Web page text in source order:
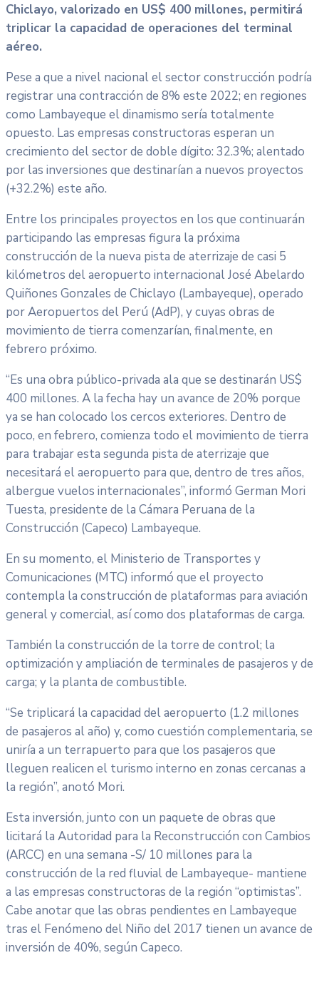
Chiclayo, valorizado en US$ 400 millones, permitirá
triplicar la capacidad de operaciones del terminal
aéreo.
Pese a que a nivel nacional el sector construcción podría
registrar una contracción de 8% este 2022; en regiones
como Lambayeque el dinamismo sería totalmente
opuesto. Las empresas constructoras esperan un
crecimiento del sector de doble dígito: 32.3%; alentado
por las inversiones que destinarían a nuevos proyectos
(+32.2%) este año.
Entre los principales proyectos en los que continuarán
participando las empresas figura la próxima
construcción de la nueva pista de aterrizaje de casi 5
kilómetros del aeropuerto internacional José Abelardo
Quiñones Gonzales de Chiclayo (Lambayeque), operado
por Aeropuertos del Perú (AdP), y cuyas obras de
movimiento de tierra comenzarían, finalmente, en
febrero próximo.
“Es una obra público-privada ala que se destinarán US$
400 millones. A la fecha hay un avance de 20% porque
ya se han colocado los cercos exteriores. Dentro de
poco, en febrero, comienza todo el movimiento de tierra
para trabajar esta segunda pista de aterrizaje que
necesitará el aeropuerto para que, dentro de tres años,
albergue vuelos internacionales”, informó German Mori
Tuesta, presidente de la Cámara Peruana de la
Construcción (Capeco) Lambayeque.
En su momento, el Ministerio de Transportes y
Comunicaciones (MTC) informó que el proyecto
contempla la construcción de plataformas para aviación
general y comercial, así como dos plataformas de carga.
También la construcción de la torre de control; la
optimización y ampliación de terminales de pasajeros y de
carga; y la planta de combustible.
“Se triplicará la capacidad del aeropuerto (1.2 millones
de pasajeros al año) y, como cuestión complementaria, se
uniría a un terrapuerto para que los pasajeros que
lleguen realicen el turismo interno en zonas cercanas a
la región”, anotó Mori.
Esta inversión, junto con un paquete de obras que
licitará la Autoridad para la Reconstrucción con Cambios
(ARCC) en una semana -S/ 10 millones para la
construcción de la red fluvial de Lambayeque- mantiene
a las empresas constructoras de la región “optimistas”.
Cabe anotar que las obras pendientes en Lambayeque
tras el Fenómeno del Niño del 2017 tienen un avance de
inversión de 40%, según Capeco.